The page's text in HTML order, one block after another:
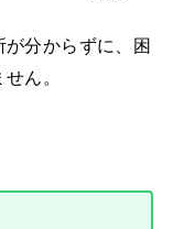
が分からずに、困
ん。